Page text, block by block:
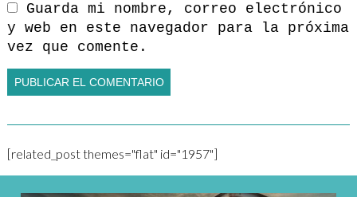
Guarda mi nombre, correo electrónico
y web en este navegador para la próxima
vez que comente.
[related_post themes="flat" id="1957"]